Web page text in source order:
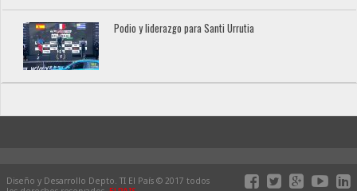
Podio y liderazgo para Santi Urrutia
Diseño y Desarrollo Depto. TI El País © 2017 todos